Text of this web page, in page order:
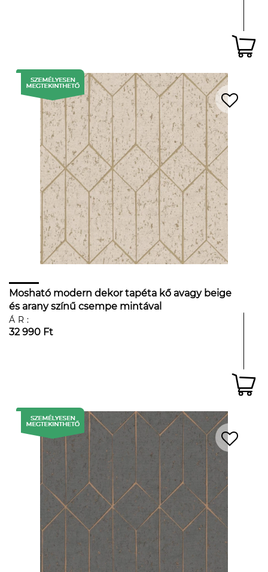
Mosható modern dekor tapéta kő avagy beige
és arany színű csempe mintával
ÁR:
32 990 Ft